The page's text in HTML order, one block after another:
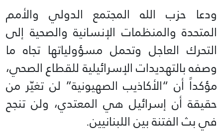
ودعا حزب الله المجتمع الدولي والأمم
المتحدة والمنظمات الإنسانية والصحية إلى
التحرك العاجل وتحمل مسؤولياتها تجاه ما
وصفه بالتهديدات الإسرائيلية للقطاع الصحي،
مؤكداً أن “الأكاذيب الصهيونية” لن تغيّر من
حقيقة أن إسرائيل هي المعتدي، ولن تنجح
في بث الفتنة بين اللبنانيين.